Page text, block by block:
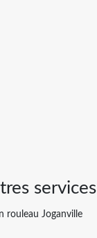
services
rouleau Joganville